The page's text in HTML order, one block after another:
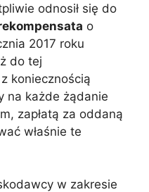
odnosił się do
o
2017 roku
do tej
koniecznością
na każde żądanie
zapłatą za oddaną
właśnie te
w zakresie